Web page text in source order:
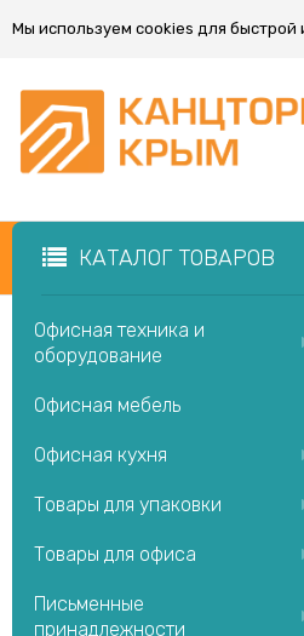
Мы используем cookies для быстрой
КАТАЛОГ ТОВАРОВ
Офисная техника и
оборудование
Офисная мебель
Офисная кухня
Товары для упаковки
Товары для офиса
Письменные
принадлежности